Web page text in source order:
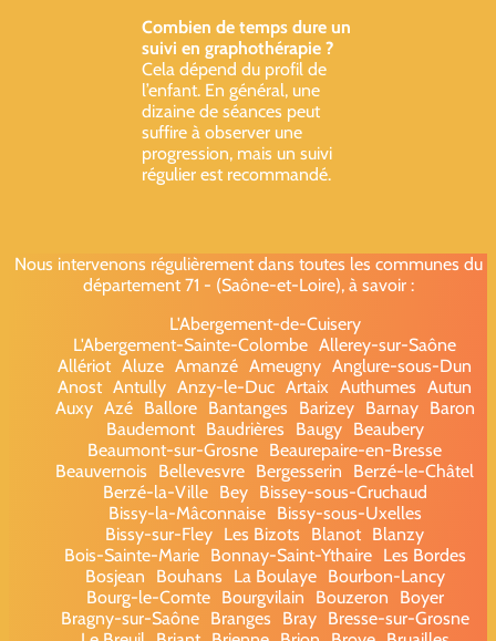
Combien de temps dure un
suivi en graphothérapie ?
Cela dépend du profil de
l’enfant. En général, une
dizaine de séances peut
suffire à observer une
progression, mais un suivi
régulier est recommandé.
Nous intervenons régulièrement dans toutes les communes du
département 71 - (Saône-et-Loire), à savoir :
L'Abergement-de-Cuisery
L'Abergement-Sainte-Colombe Allerey-sur-Saône
Allériot Aluze Amanzé Ameugny Anglure-sous-Dun
Anost Antully Anzy-le-Duc Artaix Authumes Autun
Auxy Azé Ballore Bantanges Barizey Barnay
Baron
Baudemont
Baudrières Baugy
Beaubery
Beaumont-sur-Grosne Beaurepaire-en-Bresse
Beauvernois
Bellevesvre Bergesserin
Berzé-le-Châtel
Berzé-la-Ville
Bey
Bissey-sous-Cruchaud
Bissy-la-Mâconnaise
Bissy-sous-Uxelles
Bissy-sur-Fley Les Bizots Blanot Blanzy
Bois-Sainte-Marie
Bonnay-Saint-Ythaire
Les Bordes
Bosjean
Bouhans La Boulaye
Bourbon-Lancy
Bourg-le-Comte
Bourgvilain Bouzeron
Boyer
Bragny-sur-Saône
Branges Bray
Bresse-sur-Grosne